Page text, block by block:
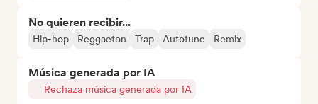
No quieren recibir...
Hip-hop Reggaeton Trap Autotune Remix
Música generada por IA
Rechaza música generada por IA